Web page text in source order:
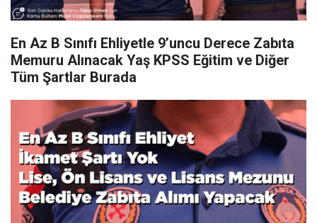
En Az B Sınıfı Ehliyetle 9’uncu Derece Zabıta
Memuru Alınacak Yaş KPSS Eğitim ve Diğer
Tüm Şartlar Burada